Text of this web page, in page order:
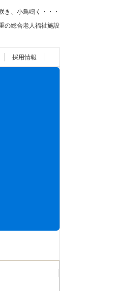
き、小鳥鳴く・・・
の総合老人福祉施設
採用情報